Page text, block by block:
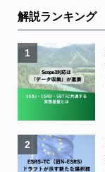
解説ランキング
1
2